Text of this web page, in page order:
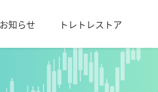
お知らせ トレトレストア